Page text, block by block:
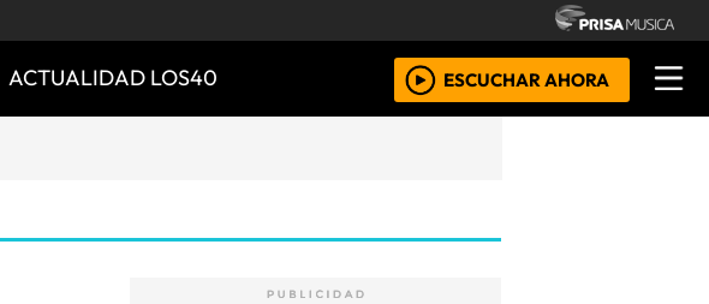
ACTUALIDAD LOS40 ESCUCHAR AHORA